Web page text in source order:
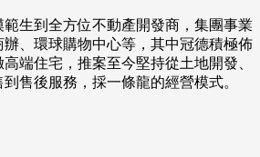
生到全方位不動產開發商，集團事業
、環球購物中心等，其中冠德積極佈
端住宅，推案至今堅持從土地開發、
售後服務，採一條龍的經營模式。